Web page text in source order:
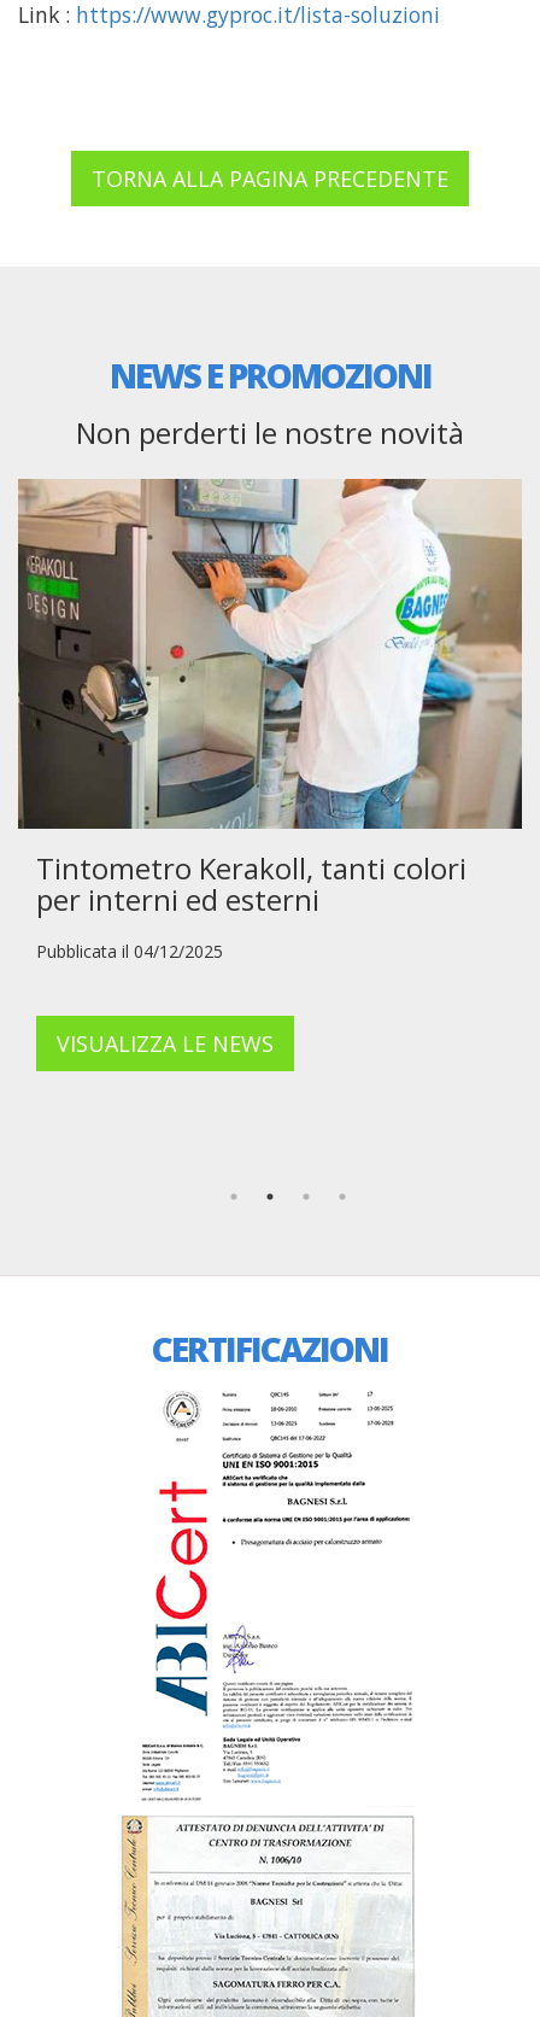
Link : https://www.gyproc.it/lista-soluzioni
TORNA ALLA PAGINA PRECEDENTE
NEWS E PROMOZIONI
Non perderti le nostre novità
Tintometro Kerakoll, tanti colori
per interni ed esterni
Pubblicata il 04/12/2025
VISUALIZZA LE NEWS
CERTIFICAZIONI